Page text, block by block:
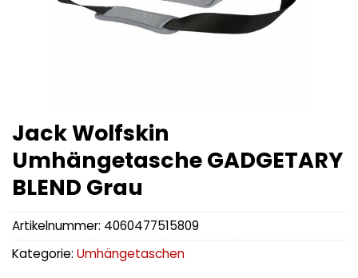
Jack Wolfskin
Umhängetasche GADGETARY
BLEND Grau
Artikelnummer: 4060477515809
Kategorie: Umhängetaschen